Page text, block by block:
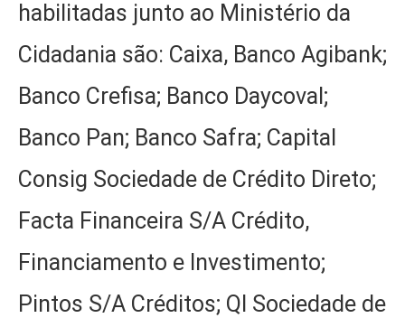
habilitadas junto ao Ministério da
Cidadania são: Caixa, Banco Agibank;
Banco Crefisa; Banco Daycoval;
Banco Pan; Banco Safra; Capital
Consig Sociedade de Crédito Direto;
Facta Financeira S/A Crédito,
Financiamento e Investimento;
Pintos S/A Créditos; QI Sociedade de